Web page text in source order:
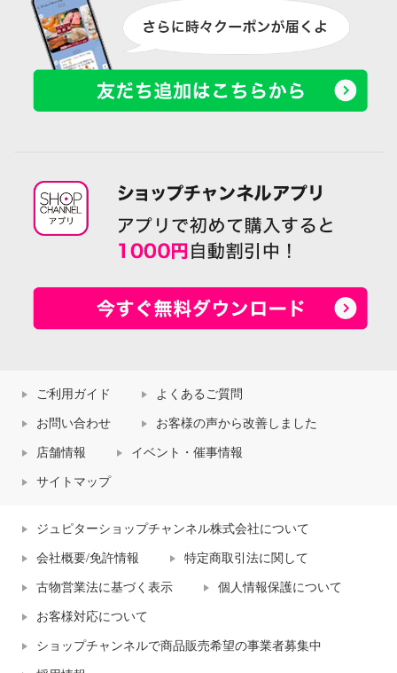
ご利用ガイド よくあるご質問
お問い合わせ お客様の声から改善しました
店舗情報 イベント・催事情報
サイトマップ
ジュピターショップチャンネル株式会社について
会社概要/免許情報 特定商取引法に関して
古物営業法に基づく表示 個人情報保護について
お客様対応について
ショップチャンネルで商品販売希望の事業者募集中